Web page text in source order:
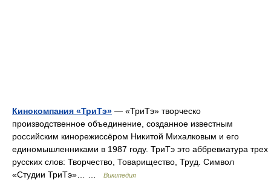
Кинокомпания «ТриТэ» — «ТриТэ» творческо
производственное объединение, созданное известным
российским кинорежиссёром Никитой Михалковым и его
единомышленниками в 1987 году. ТриТэ это аббревиатура трех
русских слов: Творчество, Товарищество, Труд. Символ
«Студии ТриТэ»… …
Википедия